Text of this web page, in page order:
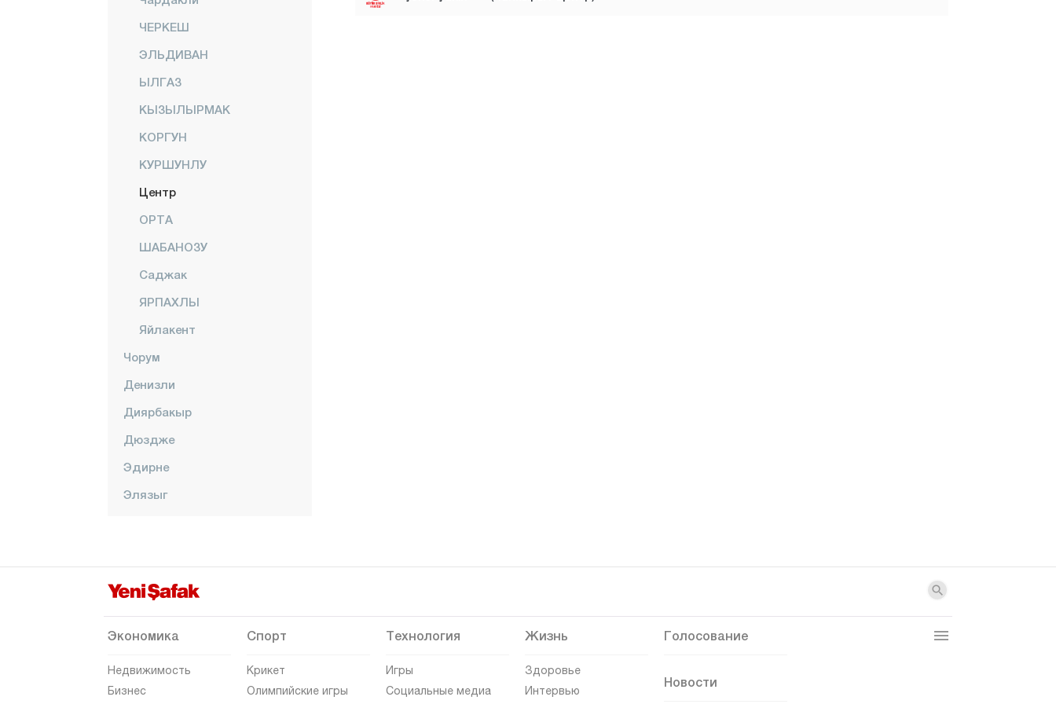
ЧЕРКЕШ
ЭЛЬДИВАН
ЫЛГАЗ
КЫЗЫЛЫРМАК
КОРГУН
КУРШУНЛУ
Центр
ОРТА
ШАБАНОЗУ
Саджак
ЯРПАХЛЫ
Яйлакент
Чорум
Денизли
Диярбакыр
Дюздже
Эдирне
Элязыг
Газиантеп
Гиресун
Хаккяри
Экономика
Недвижимость
Бизнес
Спорт
Крикет
Олимпийские игры
Технология
Игры
Социальные медиа
Жизнь
Здоровье
Интервью
Голосование
Новости